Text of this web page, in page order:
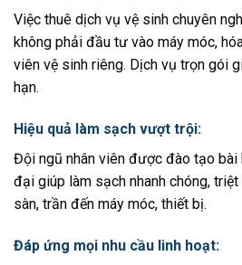
Việc thuê dịch vụ vệ sinh chuyên
không phải đầu tư vào máy móc,
viên vệ sinh riêng. Dịch vụ trọn gói
hạn.
Hiệu quả làm sạch vượt trội:
Đội ngũ nhân viên được đào tạo bài
đại giúp làm sạch nhanh chóng,
sàn, trần đến máy móc, thiết bị.
Đáp ứng mọi nhu cầu linh hoạt: